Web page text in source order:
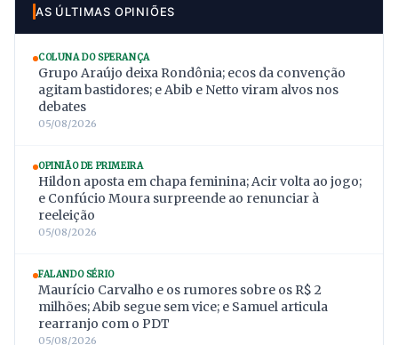
AS ÚLTIMAS OPINIÕES
COLUNA DO SPERANÇA
Grupo Araújo deixa Rondônia; ecos da convenção
agitam bastidores; e Abib e Netto viram alvos nos
debates
05/08/2026
OPINIÃO DE PRIMEIRA
Hildon aposta em chapa feminina; Acir volta ao jogo;
e Confúcio Moura surpreende ao renunciar à
reeleição
05/08/2026
FALANDO SÉRIO
Maurício Carvalho e os rumores sobre os R$ 2
milhões; Abib segue sem vice; e Samuel articula
rearranjo com o PDT
05/08/2026